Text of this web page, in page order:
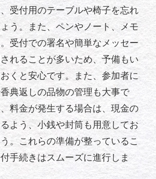
受付用のテーブルや椅子を忘れ
う。また、ペンやノート、メモ
受付での署名や簡単なメッセー
れることが多いため、予備もい
くと安心です。また、参加者に
典返しの品物の管理も大事で
料金が発生する場合は、現金の
よう、小銭や封筒も用意してお
。これらの準備が整っているこ
手続きはスムーズに進行しま